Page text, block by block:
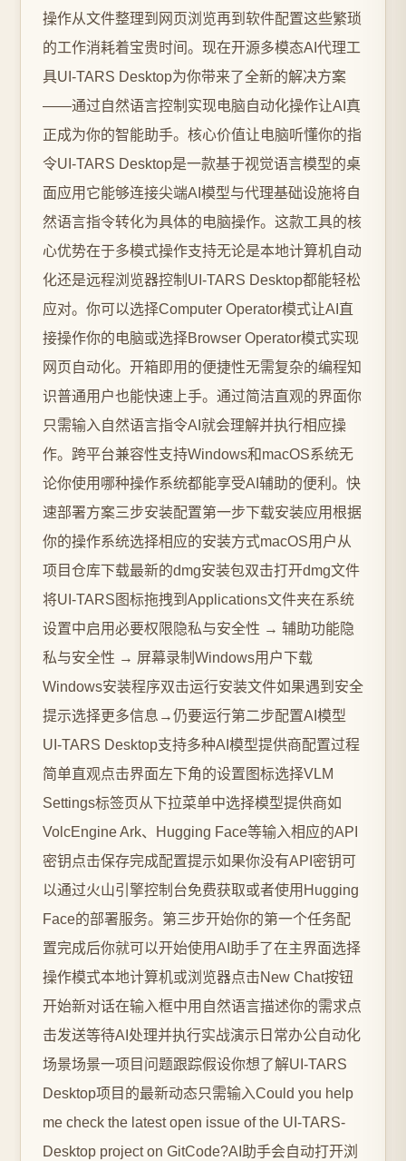
操作从文件整理到网页浏览再到软件配置这些繁琐
的工作消耗着宝贵时间。现在开源多模态AI代理工
具UI-TARS Desktop为你带来了全新的解决方案
——通过自然语言控制实现电脑自动化操作让AI真
正成为你的智能助手。核心价值让电脑听懂你的指
令UI-TARS Desktop是一款基于视觉语言模型的桌
面应用它能够连接尖端AI模型与代理基础设施将自
然语言指令转化为具体的电脑操作。这款工具的核
心优势在于多模式操作支持无论是本地计算机自动
化还是远程浏览器控制UI-TARS Desktop都能轻松
应对。你可以选择Computer Operator模式让AI直
接操作你的电脑或选择Browser Operator模式实现
网页自动化。开箱即用的便捷性无需复杂的编程知
识普通用户也能快速上手。通过简洁直观的界面你
只需输入自然语言指令AI就会理解并执行相应操
作。跨平台兼容性支持Windows和macOS系统无
论你使用哪种操作系统都能享受AI辅助的便利。快
速部署方案三步安装配置第一步下载安装应用根据
你的操作系统选择相应的安装方式macOS用户从
项目仓库下载最新的dmg安装包双击打开dmg文件
将UI-TARS图标拖拽到Applications文件夹在系统
设置中启用必要权限隐私与安全性 → 辅助功能隐
私与安全性 → 屏幕录制Windows用户下载
Windows安装程序双击运行安装文件如果遇到安全
提示选择更多信息→仍要运行第二步配置AI模型
UI-TARS Desktop支持多种AI模型提供商配置过程
简单直观点击界面左下角的设置图标选择VLM
Settings标签页从下拉菜单中选择模型提供商如
VolcEngine Ark、Hugging Face等输入相应的API
密钥点击保存完成配置提示如果你没有API密钥可
以通过火山引擎控制台免费获取或者使用Hugging
Face的部署服务。第三步开始你的第一个任务配
置完成后你就可以开始使用AI助手了在主界面选择
操作模式本地计算机或浏览器点击New Chat按钮
开始新对话在输入框中用自然语言描述你的需求点
击发送等待AI处理并执行实战演示日常办公自动化
场景场景一项目问题跟踪假设你想了解UI-TARS
Desktop项目的最新动态只需输入Could you help
me check the latest open issue of the UI-TARS-
Desktop project on GitCode?AI助手会自动打开浏